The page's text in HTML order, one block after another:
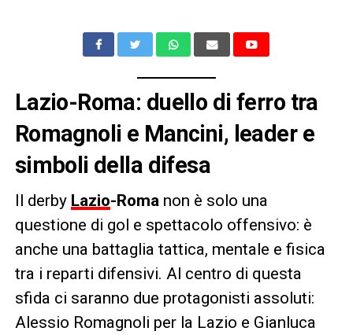
Lazio-Roma: duello di ferro tra
Romagnoli e Mancini, leader e
simboli della difesa
Il derby Lazio-Romanon è solo una
questione di gol e spettacolo offensivo: è
anche una battaglia tattica, mentale e fisica
tra i reparti difensivi. Al centro di questa
sfida ci saranno due protagonisti assoluti:
Alessio Romagnoli per la Lazio e Gianluca